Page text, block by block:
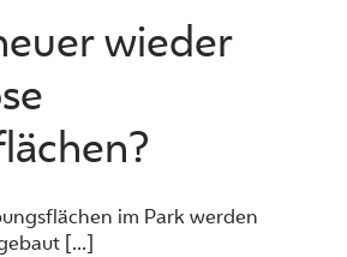
wieder
im Park werden
[...]